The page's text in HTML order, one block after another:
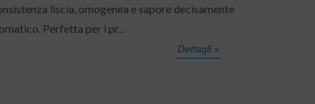
liscia, omogenea e sapore decisamente
Perfetta per i pr...
Dettagli »